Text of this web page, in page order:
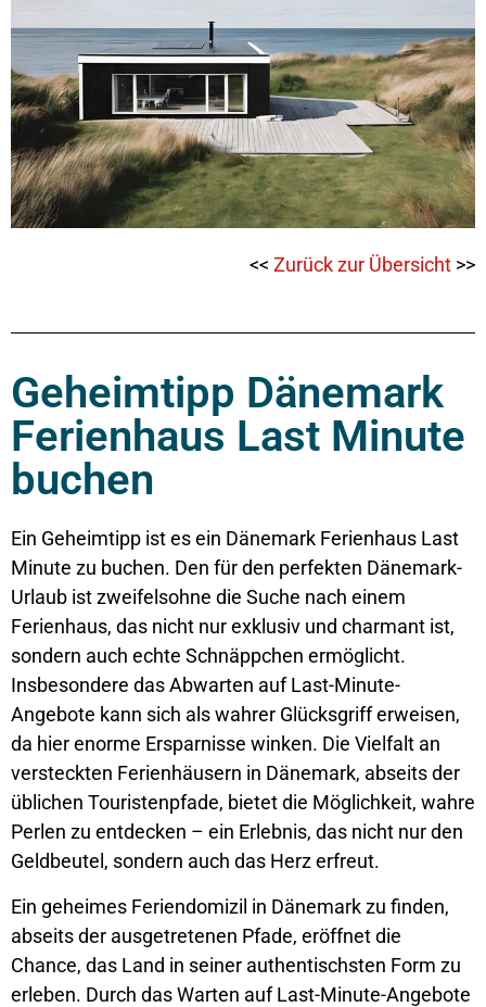
<< Zurück zur Übersicht >>
Geheimtipp Dänemark
Ferienhaus Last Minute
buchen
Ein Geheimtipp ist es ein Dänemark Ferienhaus Last
Minute zu buchen. Den für den perfekten Dänemark-
Urlaub ist zweifelsohne die Suche nach einem
Ferienhaus, das nicht nur exklusiv und charmant ist,
sondern auch echte Schnäppchen ermöglicht.
Insbesondere das Abwarten auf Last-Minute-
Angebote kann sich als wahrer Glücksgriff erweisen,
da hier enorme Ersparnisse winken. Die Vielfalt an
versteckten Ferienhäusern in Dänemark, abseits der
üblichen Touristenpfade, bietet die Möglichkeit, wahre
Perlen zu entdecken – ein Erlebnis, das nicht nur den
Geldbeutel, sondern auch das Herz erfreut.
Ein geheimes Feriendomizil in Dänemark zu finden,
abseits der ausgetretenen Pfade, eröffnet die
Chance, das Land in seiner authentischsten Form zu
erleben. Durch das Warten auf Last-Minute-Angebote